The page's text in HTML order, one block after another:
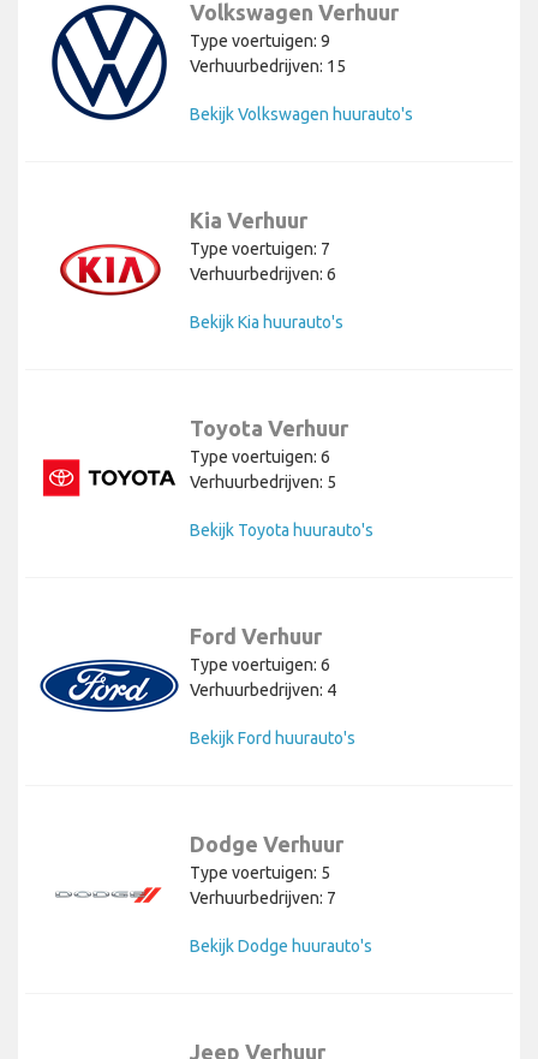
Volkswagen Verhuur
Type voertuigen: 9
Verhuurbedrijven: 15
Bekijk Volkswagen huurauto's
Kia Verhuur
Type voertuigen: 7
Verhuurbedrijven: 6
Bekijk Kia huurauto's
Toyota Verhuur
Type voertuigen: 6
Verhuurbedrijven: 5
Bekijk Toyota huurauto's
Ford Verhuur
Type voertuigen: 6
Verhuurbedrijven: 4
Bekijk Ford huurauto's
Dodge Verhuur
Type voertuigen: 5
Verhuurbedrijven: 7
Bekijk Dodge huurauto's
Jeep Verhuur